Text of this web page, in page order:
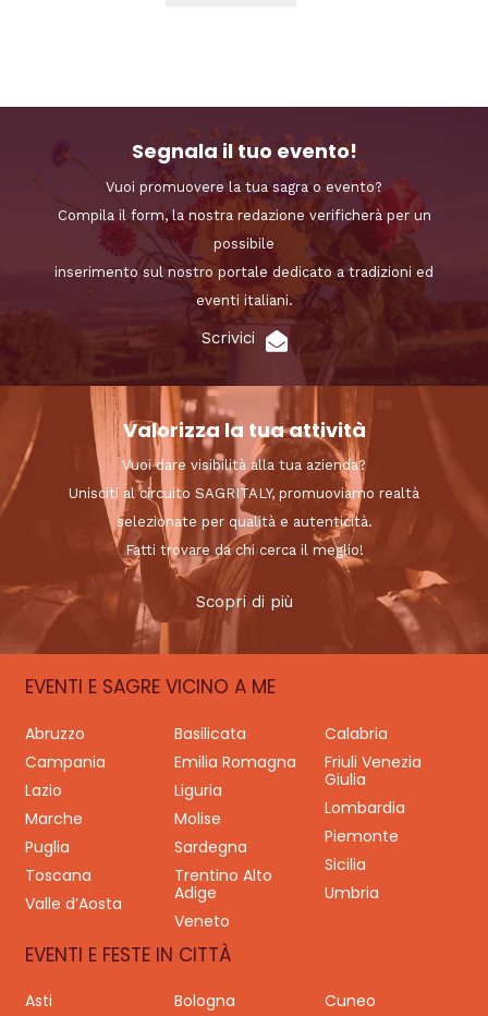
Segnala il tuo evento!
Vuoi promuovere la tua sagra o evento?
Compila il form, la nostra redazione verificherà per un
possibile
inserimento sul nostro portale dedicato a tradizioni ed
eventi italiani.
Scrivici
Valorizza la tua attività
Vuoi dare visibilità alla tua azienda?
Unisciti al circuito SAGRITALY, promuoviamo realtà
selezionate per qualità e autenticità.
Fatti trovare da chi cerca il meglio!
Scopri di più
EVENTI E SAGRE VICINO A ME
Abruzzo Basilicata
Calabria
Campania
Emilia Romagna
Friuli Venezia
Giulia
Lazio
Liguria
Lombardia
Marche
Molise
Piemonte
Puglia
Sardegna
Sicilia
Toscana
Trentino Alto
Adige
Umbria
Valle d’Aosta
Veneto
EVENTI E FESTE IN CITTÀ
Asti Bologna
Cuneo